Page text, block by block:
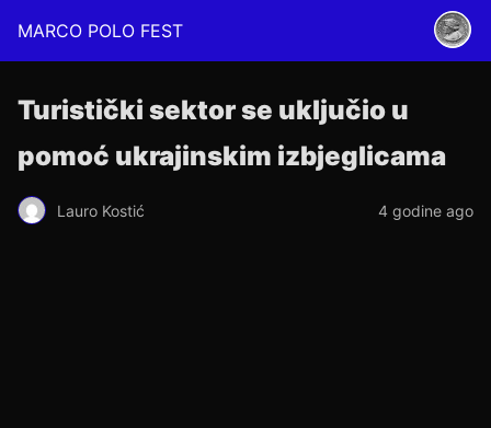
MARCO POLO FEST
Turistički sektor se uključio u
pomoć ukrajinskim izbjeglicama
Lauro Kostić 4 godine ago